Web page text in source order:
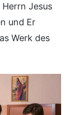
Jesus
und Er
Werk des